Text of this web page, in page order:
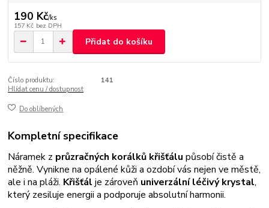
190 Kč/ks
157 Kč bez DPH
Přidat do košíku
Číslo produktu:
141
Hlídat cenu / dostupnost
Do oblíbených
Kompletní specifikace
Náramek z průzračných korálků křišťálu působí čistě a
něžně. Vynikne na opálené kůži a ozdobí vás nejen ve městě,
ale i na pláži. Křišťál je zároveň univerzální léčivý krystal,
který zesiluje energii a podporuje absolutní harmonii.